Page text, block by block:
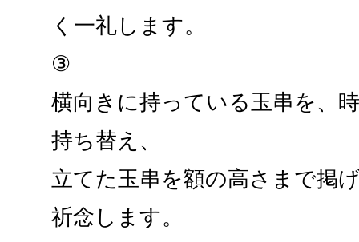
く一礼します。
③
横向きに持っている玉串を、
持ち替え、
立てた玉串を額の高さまで掲
祈念します。